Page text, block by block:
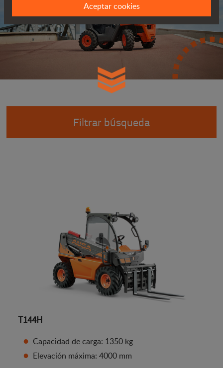
Filtrar búsqueda
T144H
Capacidad de carga: 1350 kg
Elevación máxima: 4000 mm
Aceptar cookies